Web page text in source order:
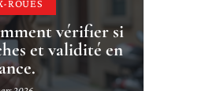
ROUES
vérifier si
et validité en